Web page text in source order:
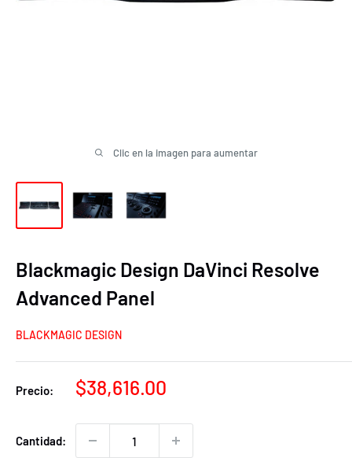
Clic en la imagen para aumentar
Blackmagic Design DaVinci Resolve
Advanced Panel
BLACKMAGIC DESIGN
Precio:
Precio
venta
$38,616.00
Cantidad: